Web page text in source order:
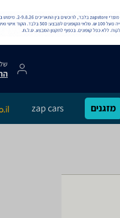
מזגנים zap cars